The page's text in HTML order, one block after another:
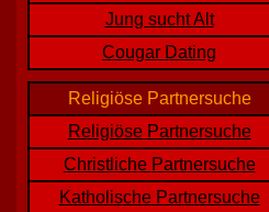
Jung sucht Alt
Cougar Dating
Religiöse Partnersuche
Religiöse Partnersuche
Christliche Partnersuche
Katholische Partnersuche